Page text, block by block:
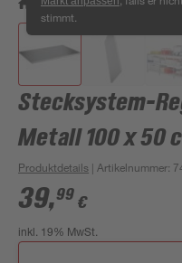
stimmt.
/ Wohnen & Haushalt /
Stecksystem-
Metall 100 x 50
Produktdetails | Artikelnummer:
39,99 €
inkl. 19% MwSt.